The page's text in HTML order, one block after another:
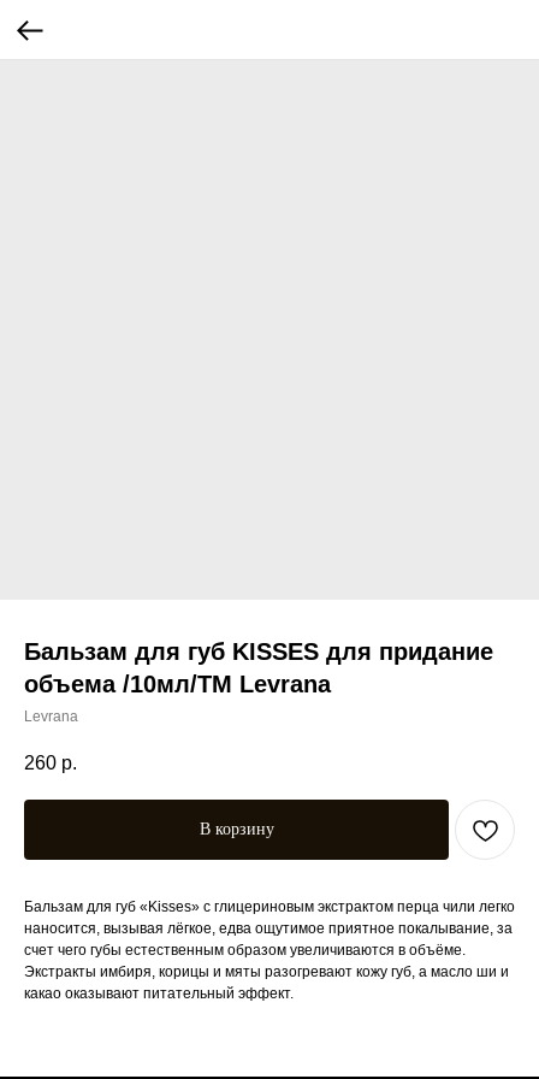
Бальзам для губ KISSES для придание
объема /10мл/ТМ Levrana
Levrana
260 р.
В корзину
Бальзам для губ «Kisses» с глицериновым экстрактом перца чили легко
наносится, вызывая лёгкое, едва ощутимое приятное покалывание, за
счет чего губы естественным образом увеличиваются в объёме.
Экстракты имбиря, корицы и мяты разогревают кожу губ, а масло ши и
какао оказывают питательный эффект.